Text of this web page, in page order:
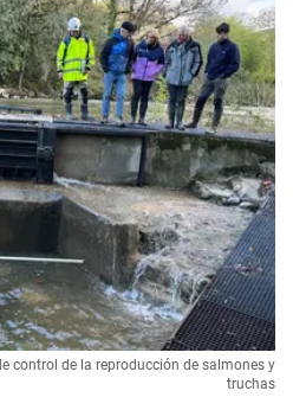
control de la reproducción de salmones y
truchas